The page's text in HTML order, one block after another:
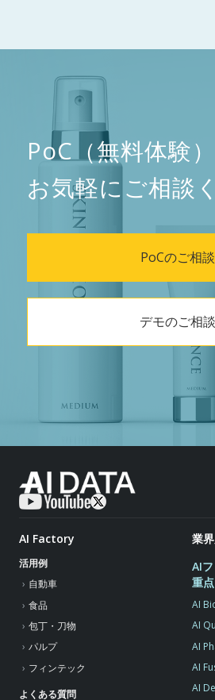
PoC（無料体験
お気軽にご相談
PoCのご相談
デモのご相談
AI Factory
活用例
自動車
食品
包丁・刀物
パルプ
フィンテック
よくある質問
業
AI
重
AI
AI
AI
AI
AI